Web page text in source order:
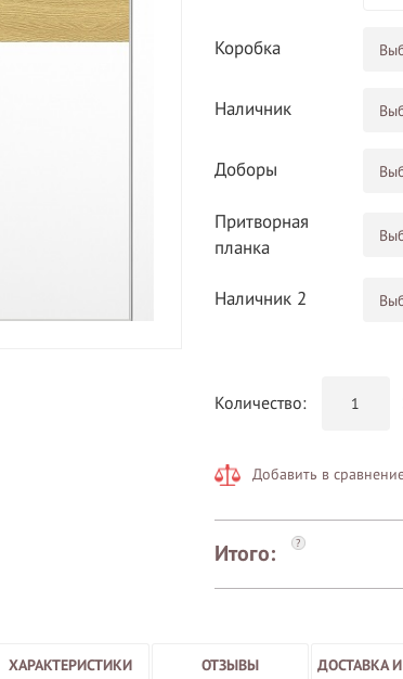
Коробка
Наличник
Доборы
Притворная
планка
Наличник 2
Количество:
Добавить в
Итого: ?
ХАРАКТЕРИСТИКИ ОТЗЫВЫ ДОСТАВКА